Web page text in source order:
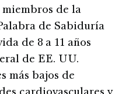
de la
de Sabiduría
de 8 a 11 años
de EE. UU.
más bajos de